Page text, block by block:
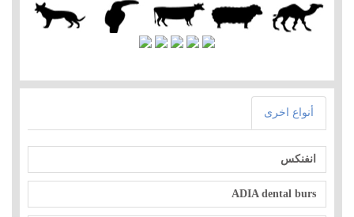
أنواع اخرى
انفنكس
ADIA dental burs